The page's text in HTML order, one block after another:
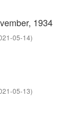
1934
05-14)
05-13)